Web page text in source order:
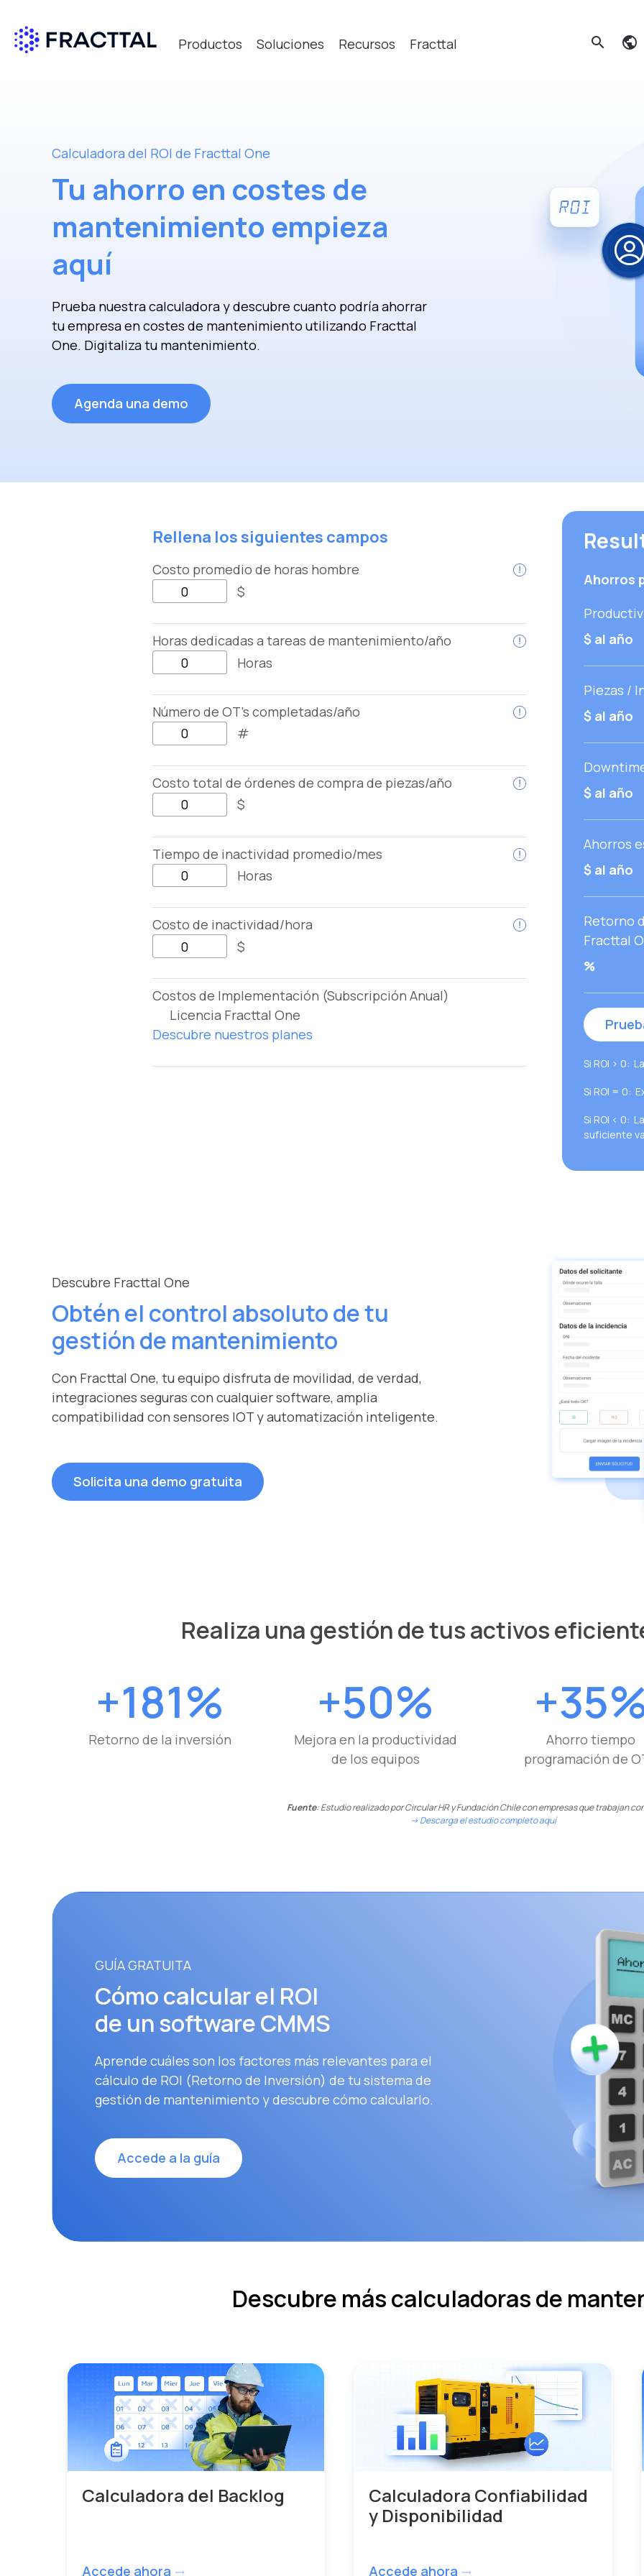
Productos Soluciones Recursos Fracttal search
Calculadora del ROI de Fracttal One
Tu ahorro en costes de
mantenimiento empieza
aquí
Prueba nuestra calculadora y descubre cuanto podría ahorrar
tu empresa en costes de mantenimiento utilizando Fracttal
One. Digitaliza tu mantenimiento.
Agenda una demo
Rellena los siguientes campos
Costo promedio de horas hombre
$
Horas dedicadas a tareas de mantenimiento/año
Horas
Número de OT's completadas/año
#
Costo total de órdenes de compra de piezas/año
$
Tiempo de inactividad promedio/mes
Horas
Costo de inactividad/hora
$
Costos de Implementación (Subscripción Anual)
Licencia Fracttal One
Descubre nuestros planes
Ahorros
$ al año
Piezas /
$ al año
$ al año
Ahorros
$ al año
Retorno
Fracttal
%
Si ROI > 0:
Si ROI = 0:
Si ROI < 0:
suficiente
Descubre Fracttal One
Obtén el control absoluto de tu
gestión de mantenimiento
Con Fracttal One, tu equipo disfruta de movilidad, de verdad,
integraciones seguras con cualquier software, amplia
compatibilidad con sensores IOT y automatización inteligente.
Solicita una demo gratuita
Realiza una gestión de tus activos
+181%
Retorno de la inversión
+50%
Mejora en la productividad
de los equipos
Ahorro tiempo
programación de
Fuente: Estudio realizado por Circular HR y Fundación Chile con empresas que trabajan
-> Descarga el estudio completo aquí
GUÍA GRATUITA
Cómo calcular el ROI
de un software CMMS
Aprende cuáles son los factores más relevantes para el
cálculo de ROI (Retorno de Inversión) de tu sistema de
gestión de mantenimiento y descubre cómo calcularlo.
Accede a la guía
Descubre más calculadoras de
Calculadora del Backlog
Accede ahora trending_flat
Calculadora Confiabilidad
y Disponibilidad
Accede ahora trending_flat